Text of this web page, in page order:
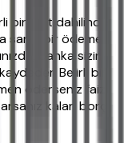
bir limit dahilinde
sanal bir ödeme
banka sizin
Belirli bir
öderseniz faiz
kalan borç